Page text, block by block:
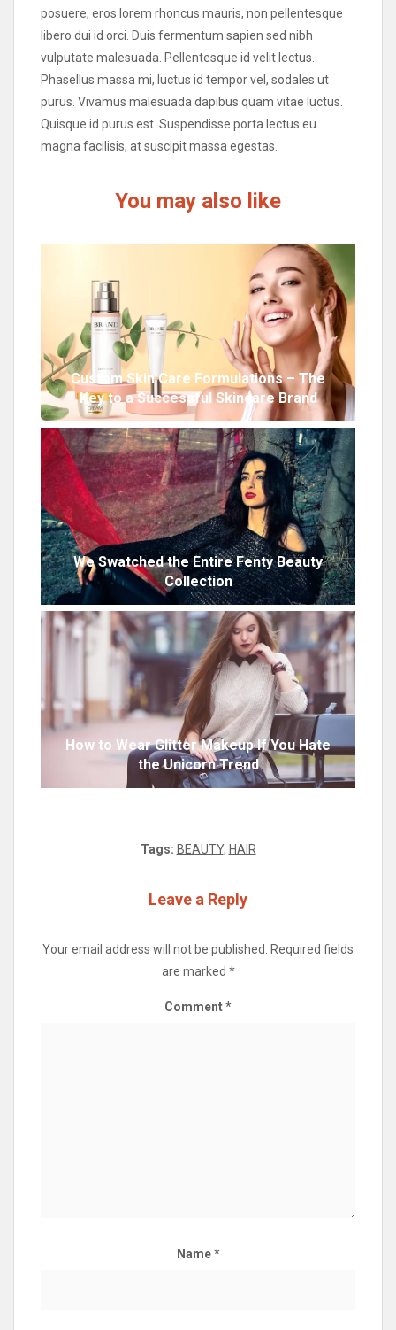
posuere, eros lorem rhoncus mauris, non pellentesque
libero dui id orci. Duis fermentum sapien sed nibh
vulputate malesuada. Pellentesque id velit lectus.
Phasellus massa mi, luctus id tempor vel, sodales ut
purus. Vivamus malesuada dapibus quam vitae luctus.
Quisque id purus est. Suspendisse porta lectus eu
magna facilisis, at suscipit massa egestas.
You may also like
Custom Skin Care Formulations – The
Key to a Successful Skincare Brand
We Swatched the Entire Fenty Beauty
Collection
How to Wear Glitter Makeup If You Hate
the Unicorn Trend
Tags: BEAUTY, HAIR
Leave a Reply
Your email address will not be published.
Required fields
are marked *
Comment*
Name*